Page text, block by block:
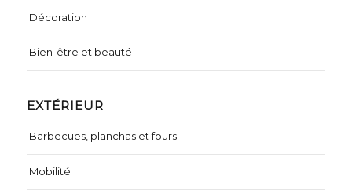
Décoration
Bien-être et beauté
EXTÉRIEUR
Barbecues, planchas et fours
Mobilité